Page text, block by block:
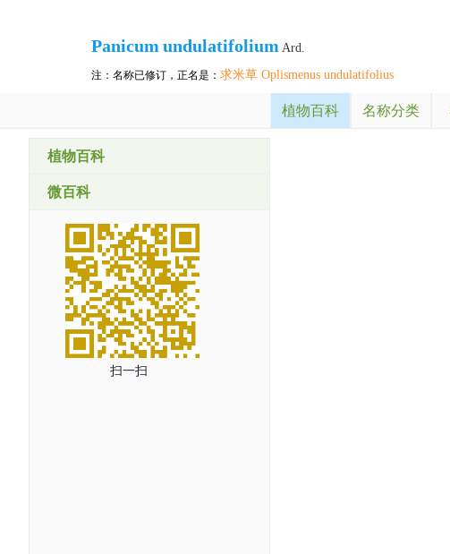
Panicum undulatifolium Ard.
注：名称已修订，正名是： 求米草 Oplismenus undulatifolius
植物百科 名称分类
植物百科
微百科
扫一扫